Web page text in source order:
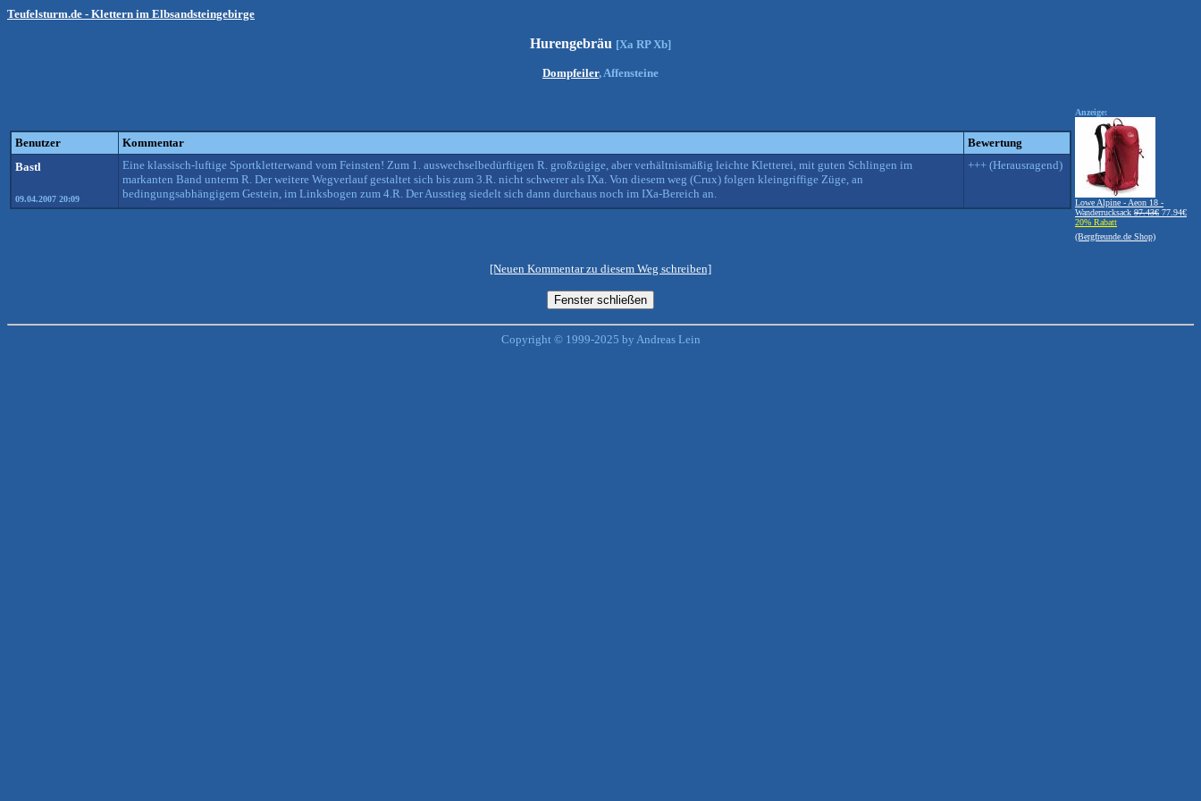
Teufelsturm.de - Klettern im Elbsandsteingebirge
Hurengebräu [Xa RP Xb]
Dompfeiler, Affensteine
Benutzer Kommentar
Bewertung
Bastl
09.04.2007 20:09
Eine klassisch-luftige Sportkletterwand vom Feinsten! Zum 1. auswechselbedürftigen R. großzügige, aber verhältnismäßig leichte Kletterei, mit guten Schlingen im
markanten Band unterm R. Der weitere Wegverlauf gestaltet sich bis zum 3.R. nicht schwerer als IXa. Von diesem weg (Crux) folgen kleingriffige Züge, an
bedingungsabhängigem Gestein, im Linksbogen zum 4.R. Der Ausstieg siedelt sich dann durchaus noch im IXa-Bereich an.
+++ (Herausragend)
Anzeige:
Lowe Alpine - Aeon 18 -
Wanderrucksack 97.43€ 77.94€
20% Rabatt
(Bergfreunde.de Shop)
[Neuen Kommentar zu diesem Weg schreiben]
Copyright © 1999-2025 by Andreas Lein